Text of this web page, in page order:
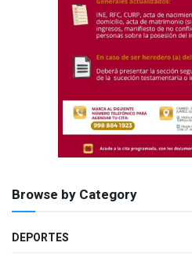
Browse by Category
DEPORTES